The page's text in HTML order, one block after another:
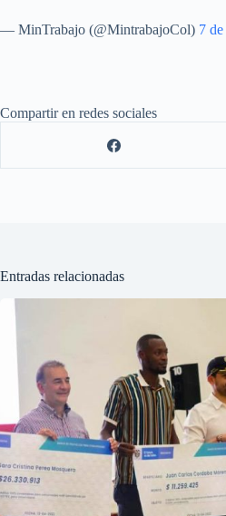
— MinTrabajo (@MintrabajoCol) 7
Compartir en redes sociales
Entradas relacionadas